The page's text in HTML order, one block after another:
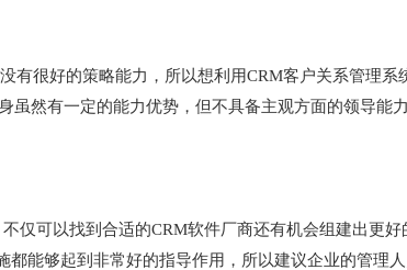
有很好的策略能力，所以想利用CRM客户关系管理系
虽然有一定的能力优势，但不具备主观方面的领导能
仅可以找到合适的CRM软件厂商还有机会组建出更好
能够起到非常好的指导作用，所以建议企业的管理